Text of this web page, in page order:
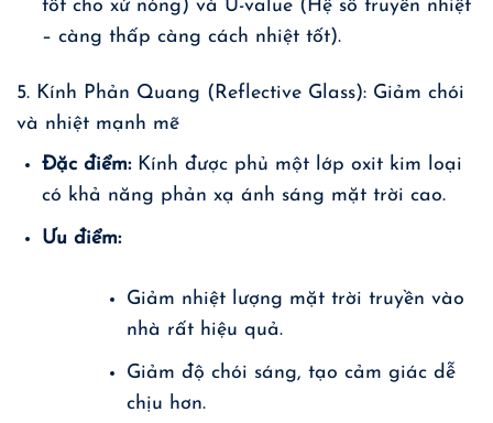
tốt cho xứ nóng) và U-value (Hệ số truyền nhiệt
– càng thấp càng cách nhiệt tốt).
5. Kính Phản Quang (Reflective Glass): Giảm chói
và nhiệt mạnh mẽ
Đặc điểm:Kính được phủ một lớp oxit kim loại
có khả năng phản xạ ánh sáng mặt trời cao.
Ưu điểm:
Giảm nhiệt lượng mặt trời truyền vào
nhà rất hiệu quả.
Giảm độ chói sáng, tạo cảm giác dễ
chịu hơn.